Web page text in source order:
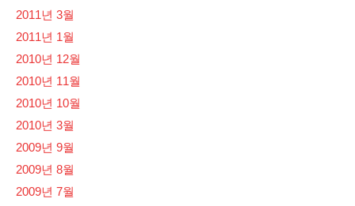
2011년 3월
2011년 1월
2010년 12월
2010년 11월
2010년 10월
2010년 3월
2009년 9월
2009년 8월
2009년 7월